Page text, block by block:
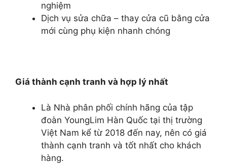
nghiệm
Dịch vụ sửa chữa – thay cửa cũ bằng cửa
mới cùng phụ kiện nhanh chóng
Giá thành cạnh tranh và hợp lý nhất
Là Nhà phân phối chính hãng của tập
đoàn YoungLim Hàn Quốc tại thị trường
Việt Nam kể từ 2018 đến nay, nên có giá
thành cạnh tranh và tốt nhất cho khách
hàng.